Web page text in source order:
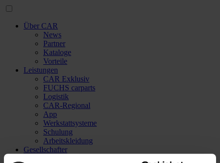
Über CAR
News
Partner
Kataloge
Vorteile
Leistungen
CAR Exklusiv
FUCHS carparts
Logistik
CAR-Regional
App
Werkstattsysteme
Schulung
Arbeitskleidung
Gesellschafter